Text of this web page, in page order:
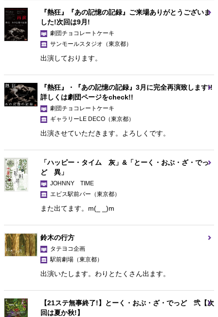
『熱狂』『あの記憶の記録』ご来場ありがとうございま
した!次回は9月!
劇団チョコレートケーキ
サンモールスタジオ （東京都）
出演しております。
『熱狂』・『あの記憶の記録』3月に完全再演致します!!
詳しくは劇団ページをcheck!!
劇団チョコレートケーキ
ギャラリーLE DECO （東京都）
出演させていただきます。よろしくです。
「ハッピー・タイム 灰」&「とーく・おぶ・ざ・でっ
ど 異」
JOHNNY TIME
エビス駅前バー （東京都）
また出てます。m(_ _)m
鈴木の行方
タテヨコ企画
駅前劇場 （東京都）
出演いたします。わりとたくさん出ます。
【21ステ無事終了!】とーく・おぶ・ざ・でっど 弐【次
回は夏か秋!】